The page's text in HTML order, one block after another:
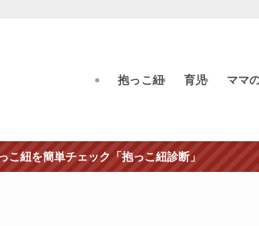
抱っこ紐 育児 ママ
こ紐を簡単チェック「抱っこ紐診断」